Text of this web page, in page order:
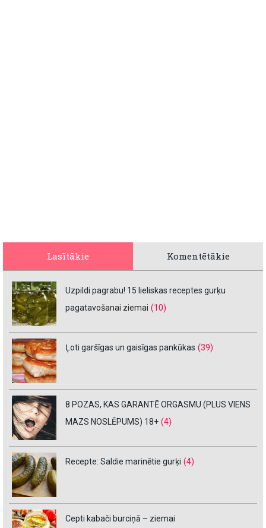
Lasītākie Komentētākie
Uzpildi pagrabu! 15 lieliskas receptes gurķu
pagatavošanai ziemai (10)
Ļoti garšīgas un gaisīgas pankūkas (39)
8 POZAS, KAS GARANTĒ ORGASMU (PLUS VIENS
MAZS NOSLĒPUMS) 18+ (4)
Recepte: Saldie marinētie gurķi (4)
Cepti kabači burciņā – ziemai